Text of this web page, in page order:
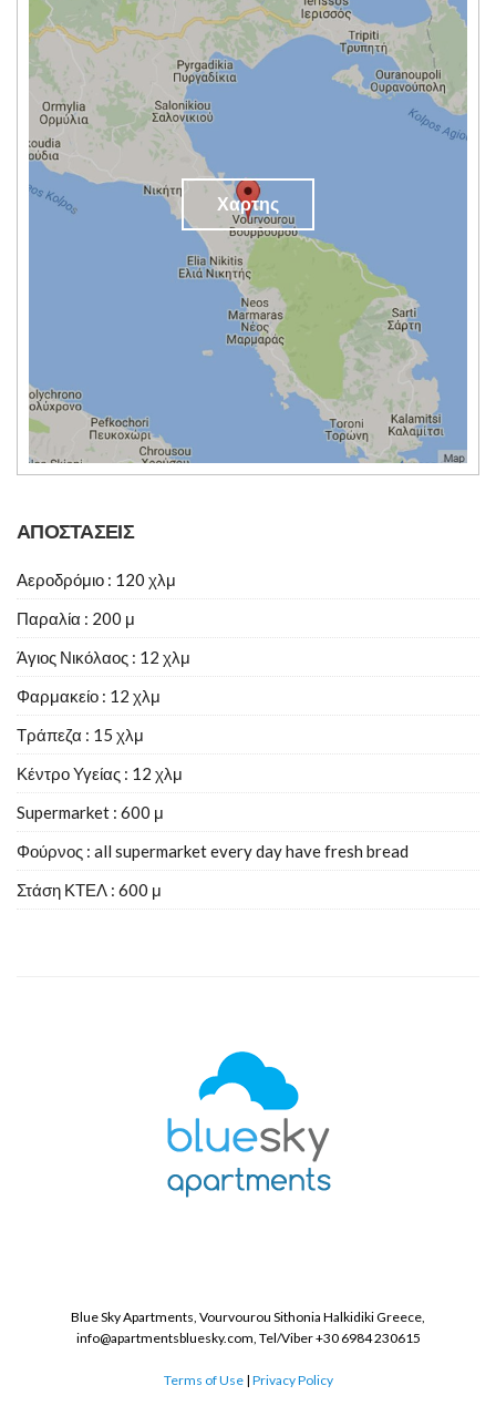
Χαρτης
ΑΠΟΣΤΑΣΕΙΣ
Αεροδρόμιο : 120 χλμ
Παραλία : 200 μ
Άγιος Νικόλαος : 12 χλμ
Φαρμακείο : 12 χλμ
Τράπεζα : 15 χλμ
Κέντρο Υγείας : 12 χλμ
Supermarket : 600 μ
Φούρνος : all supermarket every day have fresh bread
Στάση ΚΤΕΛ : 600 μ
Blue Sky Apartments, Vourvourou Sithonia Halkidiki Greece,
info@apartmentsbluesky.com, Tel/Viber +30 6984 230615
Terms of Use| Privacy Policy